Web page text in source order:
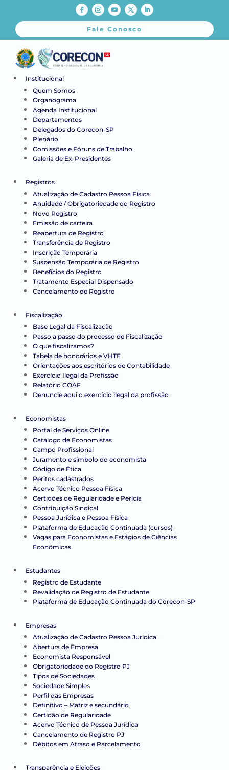
Fale Conosco
Institucional
Quem Somos
Organograma
Agenda Institucional
Departamentos
Delegados do Corecon-SP
Plenário
Comissões e Fóruns de Trabalho
Galeria de Ex-Presidentes
Registros
Atualização de Cadastro Pessoa Física
Anuidade / Obrigatoriedade do Registro
Novo Registro
Emissão de carteira
Reabertura de Registro
Transferência de Registro
Inscrição Temporária
Suspensão Temporária de Registro
Benefícios do Registro
Tratamento Especial Dispensado
Cancelamento de Registro
Fiscalização
Base Legal da Fiscalização
Passo a passo do processo de Fiscalização
O que fiscalizamos?
Tabela de honorários e VHTE
Orientações aos escritórios de Contabilidade
Exercício Ilegal da Profissão
Relatório COAF
Denuncie aqui o exercício ilegal da profissão
Economistas
Portal de Serviços Online
Catálogo de Economistas
Campo Profissional
Juramento e símbolo do economista
Código de Ética
Peritos cadastrados
Acervo Técnico Pessoa Física
Certidões de Regularidade e Perícia
Contribuição Sindical
Pessoa Jurídica e Pessoa Física
Plataforma de Educação Continuada (cursos)
Vagas para Economistas e Estágios de Ciências
Econômicas
Estudantes
Registro de Estudante
Revalidação de Registro de Estudante
Plataforma de Educação Continuada do Corecon-SP
Empresas
Atualização de Cadastro Pessoa Jurídica
Abertura de Empresa
Economista Responsável
Obrigatoriedade do Registro PJ
Tipos de Sociedades
Sociedade Simples
Perfil das Empresas
Definitivo – Matriz e secundário
Certidão de Regularidade
Acervo Técnico de Pessoa Jurídica
Cancelamento de Registro PJ
Débitos em Atraso e Parcelamento
Transparência e Eleições